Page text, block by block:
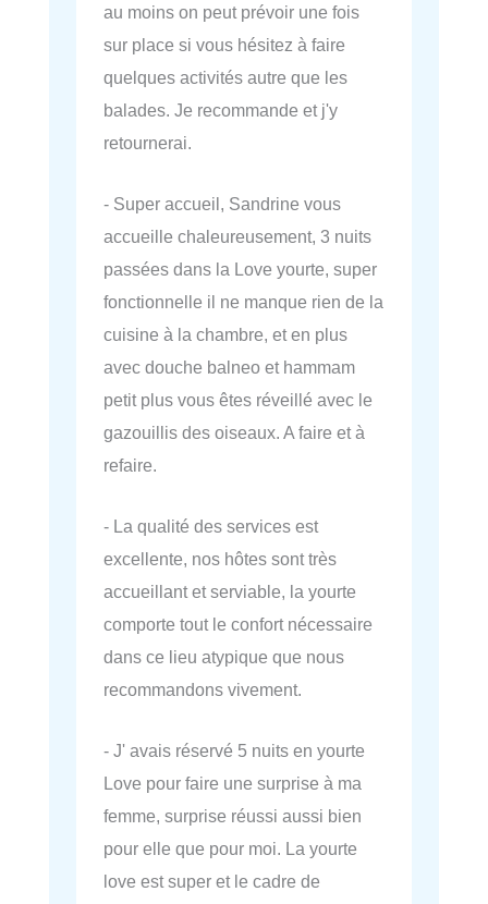
au moins on peut prévoir une fois
sur place si vous hésitez à faire
quelques activités autre que les
balades. Je recommande et j'y
retournerai.
- Super accueil, Sandrine vous
accueille chaleureusement, 3 nuits
passées dans la Love yourte, super
fonctionnelle il ne manque rien de la
cuisine à la chambre, et en plus
avec douche balneo et hammam
petit plus vous êtes réveillé avec le
gazouillis des oiseaux. A faire et à
refaire.
- La qualité des services est
excellente, nos hôtes sont très
accueillant et serviable, la yourte
comporte tout le confort nécessaire
dans ce lieu atypique que nous
recommandons vivement.
- J' avais réservé 5 nuits en yourte
Love pour faire une surprise à ma
femme, surprise réussi aussi bien
pour elle que pour moi. La yourte
love est super et le cadre de